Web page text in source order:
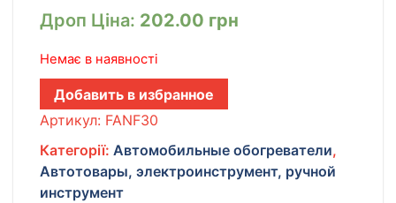
Дроп Ціна: 202.00 грн
Немає в наявності
Добавить в избранное
Артикул: FANF30
Категорії: Автомобильные обогреватели,
Автотовары, электроинструмент, ручной
инструмент